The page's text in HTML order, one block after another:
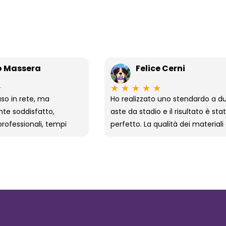
Massera
in rete, ma
soddisfatto,
tempi
Felice Cerni
★ ★ ★ ★ ★
Ho realizzato uno stendardo a
aste da stadio e il risultato è
perfetto. La qualità dei materiali